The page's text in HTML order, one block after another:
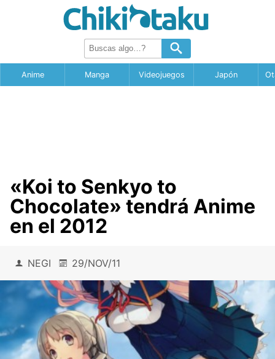
Anime Manga Videojuegos Japón
«Koi to Senkyo to
Chocolate» tendrá Anime
en el 2012
NEGI 29/NOV/11